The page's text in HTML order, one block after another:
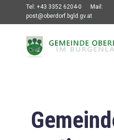
Tel: +43 3352 6204-0
Mail:
post@oberdorf.bgld.gv.at
Willkommen
Gemeindeamt